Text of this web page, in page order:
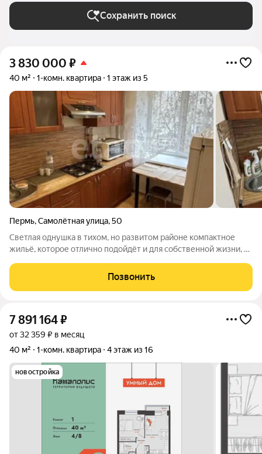
Сохранить поиск
3 830 000 ₽
40 м² 1-комн. квартира 1 этаж из 5
Пермь,Самолётная улица,50
Светлая однушка в тихом, но развитом районе компактное
жильё, которое отлично подойдёт и для собственной жизни, и
косметический ремонт: по всей площади уложен ламинат, в
санузле плитка, установлены
Позвонить
7 891 164₽
от 32 359 ₽ в месяц
40 м²
1-комн. квартира 4 этаж из 16
новостройка